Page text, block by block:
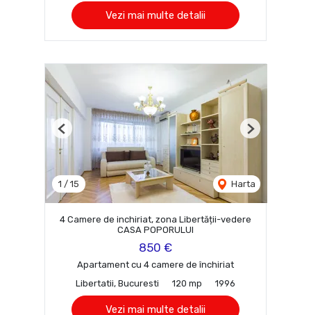
Vezi mai multe detalii
1 / 15 Harta
Previous Next
4 Camere de inchiriat, zona Libertății-vedere
CASA POPORULUI
850 €
Apartament cu 4 camere de închiriat
Libertatii, Bucuresti
120 mp 1996
Vezi mai multe detalii